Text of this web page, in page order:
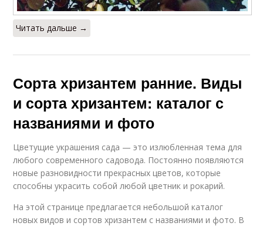
Читать дальше →
Сорта хризантем ранние. Виды
и сорта хризантем: каталог с
названиями и фото
Цветущие украшения сада — это излюбленная тема для
любого современного садовода. Постоянно появляются
новые разновидности прекрасных цветов, которые
способны украсить собой любой цветник и рокарий.
На этой странице предлагается небольшой каталог
новых видов и сортов хризантем с названиями и фото. В